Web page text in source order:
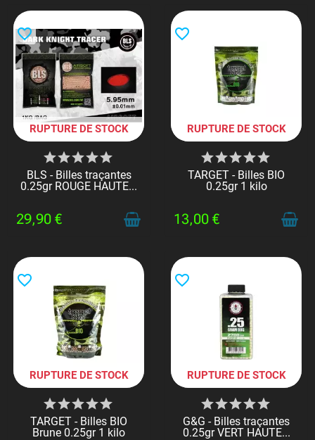
RUPTURE DE STOCK
favorite_border
BLS - Billes traçantes
0.25gr ROUGE HAUTE...
29,90 €
RUPTURE DE STOCK
favorite_border
TARGET - Billes BIO
0.25gr 1 kilo
13,00 €
RUPTURE DE STOCK
favorite_border
TARGET - Billes BIO
Brune 0.25gr 1 kilo
RUPTURE DE STOCK
favorite_border
G&G - Billes traçantes
0.25gr VERT HAUTE...